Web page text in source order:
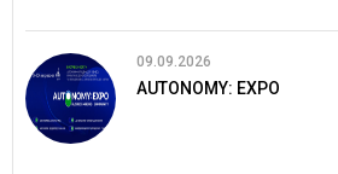
09.09.2026
AUTONOMY: EXPO